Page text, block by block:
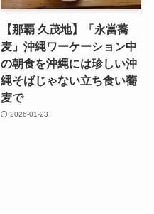
【那覇 久茂地】「永當蕎
麦」沖縄ワーケーション中
の朝食を沖縄には珍しい沖
縄そばじゃない立ち食い蕎
麦で
2026-01-23